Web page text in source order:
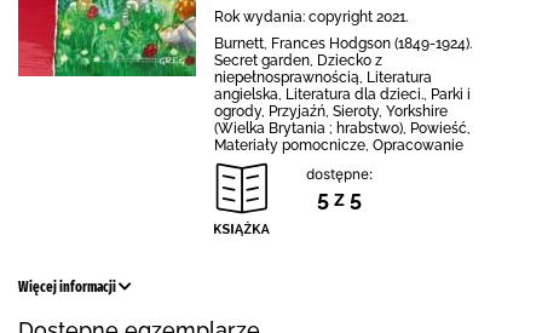
Rok wydania: copyright 2021.
Burnett, Frances Hodgson (1849-1924).
Secret garden, Dziecko z
niepełnosprawnością, Literatura
angielska, Literatura dla dzieci., Parki i
ogrody, Przyjaźń, Sieroty, Yorkshire
(Wielka Brytania ; hrabstwo), Powieść,
Materiały pomocnicze, Opracowanie
dostępne:
5 z 5
Więcej informacji